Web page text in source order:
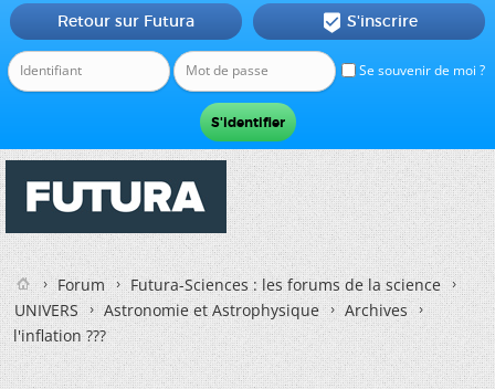
Se souvenir de moi ?
Retour sur Futura  S'inscrire
Forum
Futura-Sciences : les forums de la science
UNIVERS
Astronomie et Astrophysique
Archives
l'inflation ???